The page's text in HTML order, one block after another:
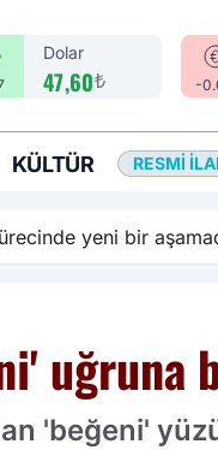
Dolar
47,60₺ -
KÜLTÜR RESMI
uğruna
'beğeni'